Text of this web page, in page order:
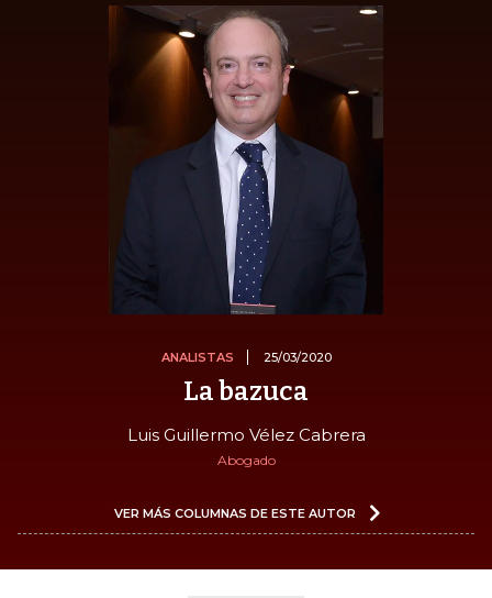
ANALISTAS 25/03/2020
La bazuca
Luis Guillermo Vélez Cabrera
Abogado
VER MÁS COLUMNAS DE ESTE AUTOR